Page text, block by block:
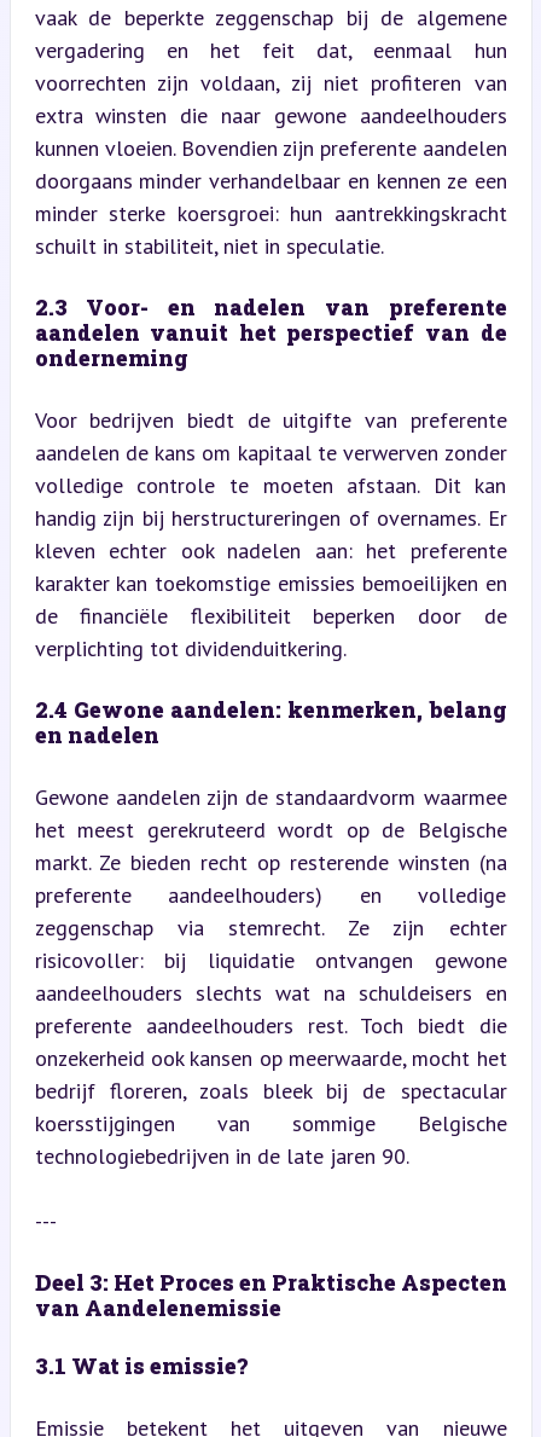
vaak de beperkte zeggenschap bij de algemene
vergadering en het feit dat, eenmaal hun
voorrechten zijn voldaan, zij niet profiteren van
extra winsten die naar gewone aandeelhouders
kunnen vloeien. Bovendien zijn preferente aandelen
doorgaans minder verhandelbaar en kennen ze een
minder sterke koersgroei: hun aantrekkingskracht
schuilt in stabiliteit, niet in speculatie.
2.3 Voor- en nadelen van preferente
aandelen vanuit het perspectief van de
onderneming
Voor bedrijven biedt de uitgifte van preferente
aandelen de kans om kapitaal te verwerven zonder
volledige controle te moeten afstaan. Dit kan
handig zijn bij herstructureringen of overnames. Er
kleven echter ook nadelen aan: het preferente
karakter kan toekomstige emissies bemoeilijken en
de financiële flexibiliteit beperken door de
verplichting tot dividenduitkering.
2.4 Gewone aandelen: kenmerken, belang
en nadelen
Gewone aandelen zijn de standaardvorm waarmee
het meest gerekruteerd wordt op de Belgische
markt. Ze bieden recht op resterende winsten (na
preferente aandeelhouders) en volledige
zeggenschap via stemrecht. Ze zijn echter
risicovoller: bij liquidatie ontvangen gewone
aandeelhouders slechts wat na schuldeisers en
preferente aandeelhouders rest. Toch biedt die
onzekerheid ook kansen op meerwaarde, mocht het
bedrijf floreren, zoals bleek bij de spectacular
koersstijgingen van sommige Belgische
technologiebedrijven in de late jaren 90.
---
Deel 3: Het Proces en Praktische Aspecten
van Aandelenemissie
3.1 Wat is emissie?
Emissie betekent het uitgeven van nieuwe